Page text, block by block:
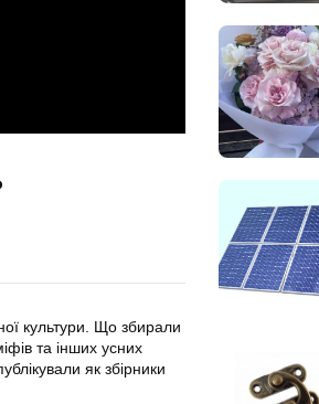
культури. Що збирали
та інших усних
як збірники